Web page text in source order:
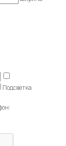
Подсветка